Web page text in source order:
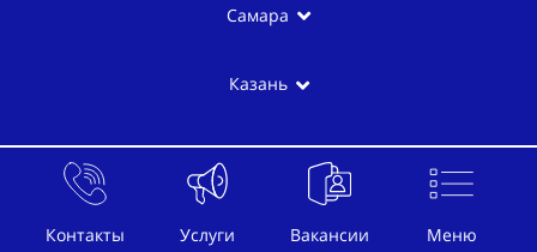
Контакты Услуги Вакансии Меню
Самара
Казань